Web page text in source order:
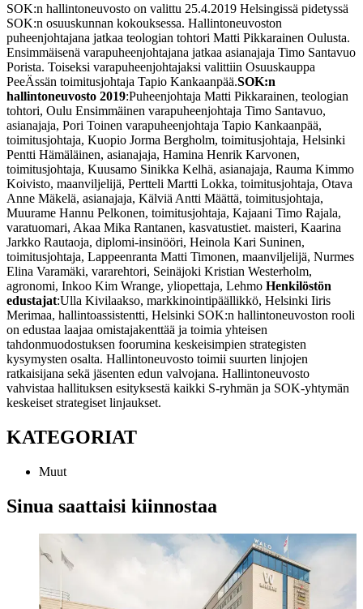
SOK:n hallintoneuvosto on valittu 25.4.2019 Helsingissä pidetyssä
SOK:n osuuskunnan kokouksessa. Hallintoneuvoston
puheenjohtajana jatkaa teologian tohtori Matti Pikkarainen Oulusta.
Ensimmäisenä varapuheenjohtajana jatkaa asianajaja Timo Santavuo
Porista. Toiseksi varapuheenjohtajaksi valittiin Osuuskauppa
PeeÄssän toimitusjohtaja Tapio Kankaanpää.SOK:n
hallintoneuvosto 2019:Puheenjohtaja Matti Pikkarainen, teologian
tohtori, Oulu Ensimmäinen varapuheenjohtaja Timo Santavuo,
asianajaja, Pori Toinen varapuheenjohtaja Tapio Kankaanpää,
toimitusjohtaja, Kuopio Jorma Bergholm, toimitusjohtaja, Helsinki
Pentti Hämäläinen, asianajaja, Hamina Henrik Karvonen,
toimitusjohtaja, Kuusamo Sinikka Kelhä, asianajaja, Rauma Kimmo
Koivisto, maanviljelijä, Pertteli Martti Lokka, toimitusjohtaja, Otava
Anne Mäkelä, asianajaja, Kälviä Antti Määttä, toimitusjohtaja,
Muurame Hannu Pelkonen, toimitusjohtaja, Kajaani Timo Rajala,
varatuomari, Akaa Mika Rantanen, kasvatustiet. maisteri, Kaarina
Jarkko Rautaoja, diplomi-insinööri, Heinola Kari Suninen,
toimitusjohtaja, Lappeenranta Matti Timonen, maanviljelijä, Nurmes
Elina Varamäki, vararehtori, Seinäjoki Kristian Westerholm,
agronomi, Inkoo Kim Wrange, yliopettaja, Lehmo Henkilöstön
edustajat:Ulla Kivilaakso, markkinointipäällikkö, Helsinki Iiris
Merimaa, hallintoassistentti, Helsinki SOK:n hallintoneuvoston rooli
on edustaa laajaa omistajakenttää ja toimia yhteisen
tahdonmuodostuksen foorumina keskeisimpien strategisten
kysymysten osalta. Hallintoneuvosto toimii suurten linjojen
ratkaisijana sekä jäsenten edun valvojana. Hallintoneuvosto
vahvistaa hallituksen esityksestä kaikki S-ryhmän ja SOK-yhtymän
keskeiset strategiset linjaukset.
KATEGORIAT
Muut
Sinua saattaisi kiinnostaa